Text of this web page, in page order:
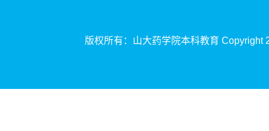
版权所有：山大药学院本科教育 Copyright